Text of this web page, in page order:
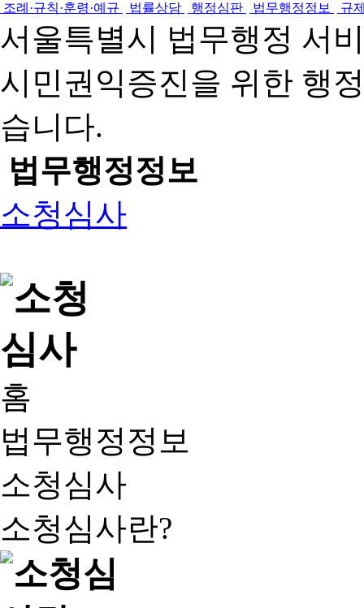
조례·규칙·훈령·예규 법률상담 행정심판 법무행정정보 규
서울특별시 법무행정 서
시민권익증진을 위한 행
습니다.
법무행정정보
소청심사
홈
법무행정정보
소청심사
소청심사란?